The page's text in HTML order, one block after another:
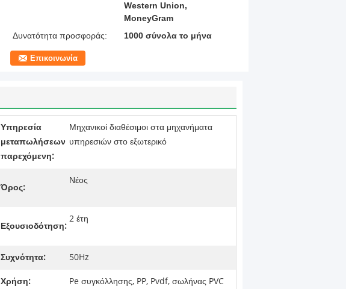
Western Union,
MoneyGram
Δυνατότητα προσφοράς:
1000 σύνολα το μήνα
Επικοινωνία
Υπηρεσία
μεταπωλήσεων
παρεχόμενη:
Μηχανικοί διαθέσιμοι στα μηχανήματα
υπηρεσιών στο εξωτερικό
Όρος:
Νέος
Εξουσιοδότηση:
2 έτη
Συχνότητα: 50Hz
Χρήση: Pe συγκόλλησης, PP, Pvdf, σωλήνας PVC